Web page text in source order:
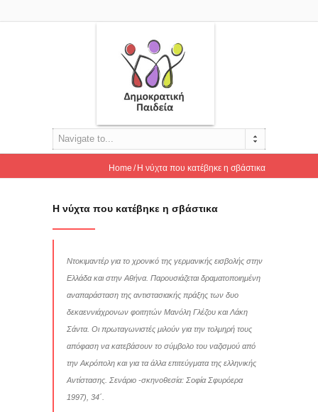
Navigate to...
Home Η νύχτα που κατέβηκε η σβάστικα
Η νύχτα που κατέβηκε η σβάστικα
Ντοκιμαντέρ για το χρονικό της γερμανικής εισβολής στην
Ελλάδα και στην Αθήνα. Παρουσιάζεται δραματοποιημένη
αναπαράσταση της αντιστασιακής πράξης των δυο
δεκαεννιάχρονων φοιτητών Μανόλη Γλέζου και Λάκη
Σάντα. Οι πρωταγωνιστές μιλούν για την τολμηρή τους
απόφαση να κατεβάσουν το σύμβολο του ναζισμού από
την Ακρόπολη και για τα άλλα επιτεύγματα της ελληνικής
Αντίστασης. Σενάριο -σκηνοθεσία: Σοφία Σφυρόερα
1997), 34΄.